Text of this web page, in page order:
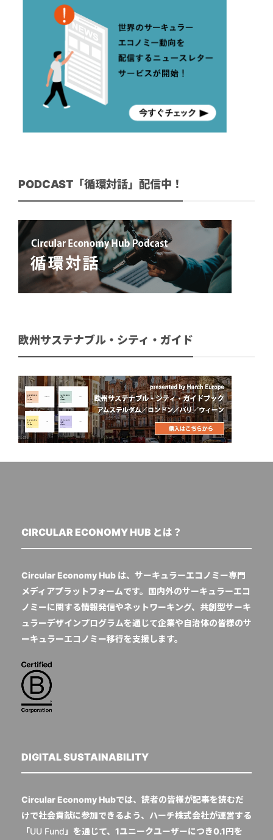
PODCAST「循環対話」配信中！
欧州サステナブル・シティ・ガイド
CIRCULAR ECONOMY HUB とは？
Circular Economy Hub は、サーキュラーエコノミー専門
メディアプラットフォームです。国内外のサーキュラーエコ
ノミーに関する情報発信やネットワーキング、共創型サーキ
ュラーデザインプログラムを通じて企業や自治体の皆様のサ
ーキュラーエコノミー移行を支援します。
DIGITAL SUSTAINABILITY
Circular Economy Hubでは、読者の皆様が記事を読むだ
けで社会貢献に参加できるよう、ハーチ株式会社が運営する
「UU Fund 」を通じて、1ユニークユーザーにつき0.1円を